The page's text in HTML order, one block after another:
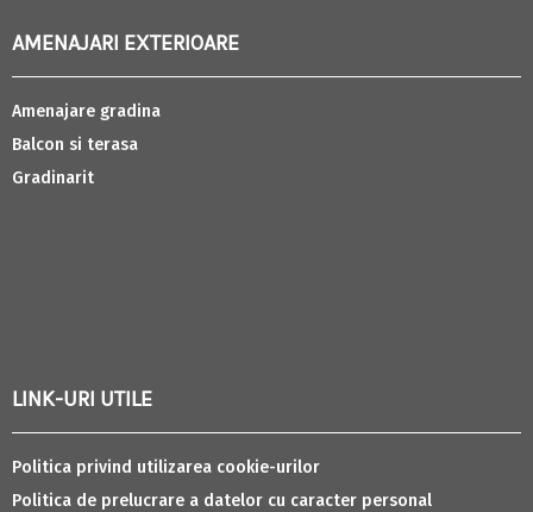
AMENAJARI EXTERIOARE
Amenajare gradina
Balcon si terasa
Gradinarit
LINK-URI UTILE
Politica privind utilizarea cookie-urilor
Politica de prelucrare a datelor cu caracter personal